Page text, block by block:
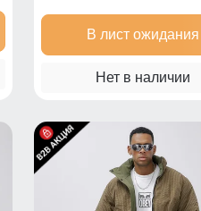
В лист ожидания
Нет в наличии